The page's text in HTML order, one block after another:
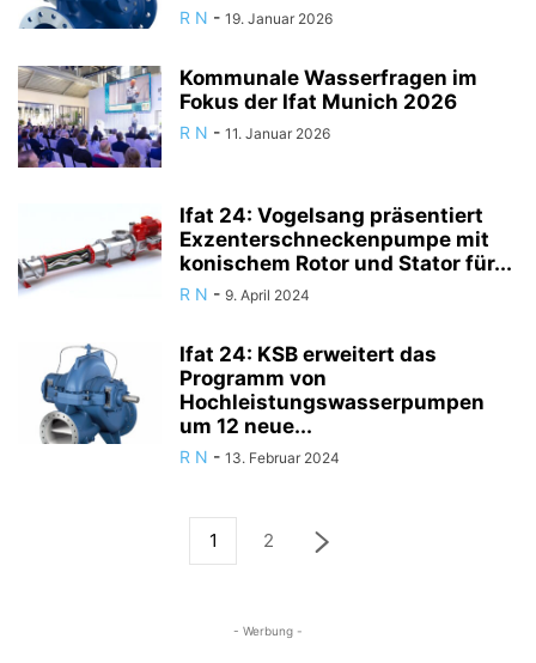
R N - 19. Januar 2026
Kommunale Wasserfragen im
Fokus der Ifat Munich 2026
R N - 11. Januar 2026
Ifat 24: Vogelsang präsentiert
Exzenterschneckenpumpe mit
konischem Rotor und Stator für...
R N - 9. April 2024
Ifat 24: KSB erweitert das
Programm von
Hochleistungswasserpumpen
um 12 neue...
R N - 13. Februar 2024
1 2
- Werbung -